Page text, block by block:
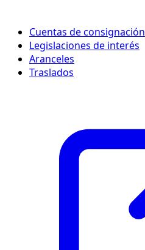
Cuentas de consignación
Legislaciones de interés
Aranceles
Traslados